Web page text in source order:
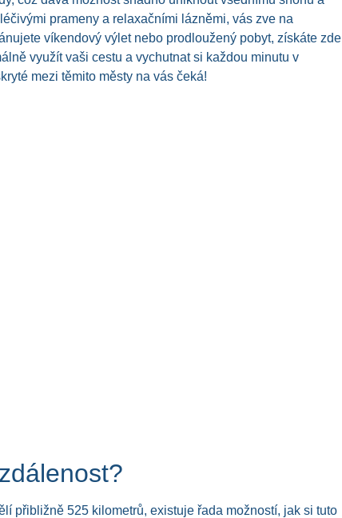
prameny a relaxačními lázněmi, vás zve na
víkendový výlet nebo prodloužený pobyt, získáte zde
využít vaši cestu a vychutnat si každou minutu v
mezi těmito městy na vás čeká!
přibližně 525 kilometrů, existuje řada možností, jak si tuto